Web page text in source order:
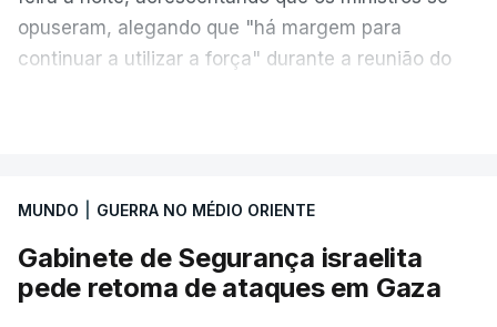
opuseram, alegando que "há margem para
continuar a utilizar a força" durante a reunião do
aplicação do plano de desarmamento do Hamas.
Além disso, o correspondente do canal de
televisão israelita i24News, que também teve
MUNDO GUERRA NO MÉDIO ORIENTE
Gabinete de Segurança israelita
pede retoma de ataques em Gaza